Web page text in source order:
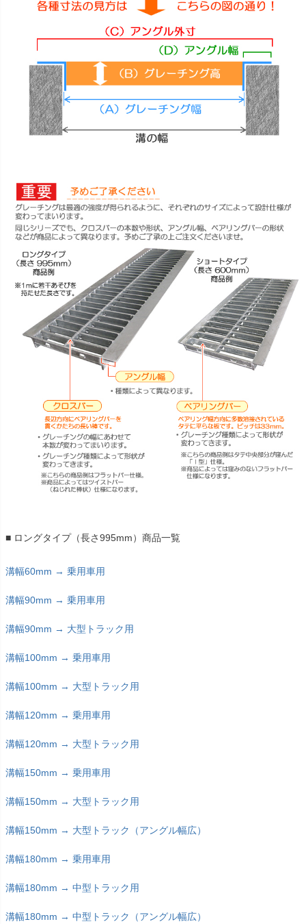
■ ロングタイプ（長さ995mm）商品一覧
溝幅60mm → 乗用車用
溝幅90mm → 乗用車用
溝幅90mm → 大型トラック用
溝幅100mm → 乗用車用
溝幅100mm → 大型トラック用
溝幅120mm → 乗用車用
溝幅120mm → 大型トラック用
溝幅150mm → 乗用車用
溝幅150mm → 大型トラック用
溝幅150mm → 大型トラック（アングル幅広）
溝幅180mm → 乗用車用
溝幅180mm → 中型トラック用
溝幅180mm → 中型トラック（アングル幅広）